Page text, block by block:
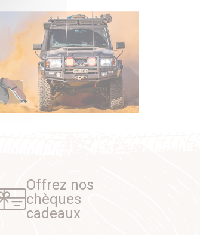
Offrez nos
chèques
cadeaux